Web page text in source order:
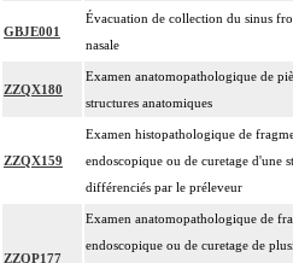
GBJE001
Évacuation de collection du sinus
nasale
ZZQX180
Examen anatomopathologique de
structures anatomiques
ZZQX159
Examen histopathologique de
endoscopique ou de curetage d'une
différenciés par le préleveur
ZZQP177
Examen anatomopathologique de
endoscopique ou de curetage de